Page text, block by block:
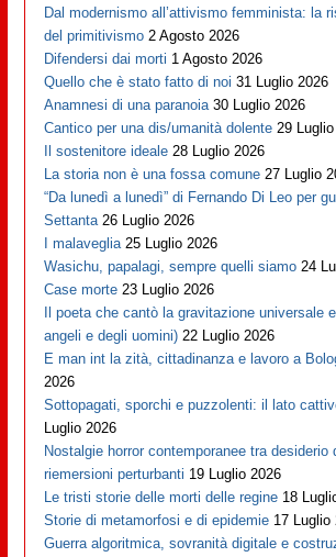
Dal modernismo all’attivismo femminista: la
del primitivismo 2 Agosto 2026
Difendersi dai morti 1 Agosto 2026
Quello che è stato fatto di noi 31 Luglio 2026
Anamnesi di una paranoia 30 Luglio 2026
Cantico per una dis/umanità dolente 29
Il sostenitore ideale 28 Luglio 2026
La storia non è una fossa comune 27 Luglio
“Da lunedì a lunedì” di Fernando Di Leo per
Settanta 26 Luglio 2026
I malaveglia 25 Luglio 2026
Wasichu, papalagi, sempre quelli siamo 24
Case morte 23 Luglio 2026
Il poeta che cantò la gravitazione universale
angeli e degli uomini) 22 Luglio 2026
E man int la zità, cittadinanza e lavoro a
2026
Sottopagati, sporchi e puzzolenti: il lato
Luglio 2026
Nostalgie horror contemporanee tra desiderio
riemersioni perturbanti 19 Luglio 2026
Le tristi storie delle morti delle regine 18
Storie di metamorfosi e di epidemie 17 Luglio
Guerra algoritmica, sovranità digitale e